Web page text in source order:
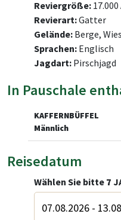
Reviergröße: 17.000
Revierart:Gatter
Gelände: Berge,
Sprachen: Englisch
Jagdart: Pirschjagd
In Pauschale
KAFFERNBÜFFEL
Männlich
Reisedatum
Wählen Sie bitte 7